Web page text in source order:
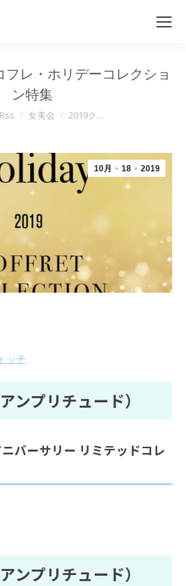
フレ・ホリデーコレクショ
ン特集
Rss 女美会 2019ク…
10月 18 2019
ッチ
プリチュード）
バーサリー リミテッドコレ
プリチュード）